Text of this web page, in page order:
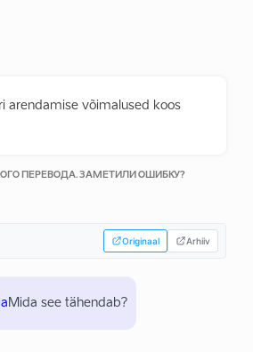
arendamise võimalused koos
ПЕРЕВОДА. ЗАМЕТИЛИ ОШИБКУ?
Originaal Arhiiv
Mida see tähendab?